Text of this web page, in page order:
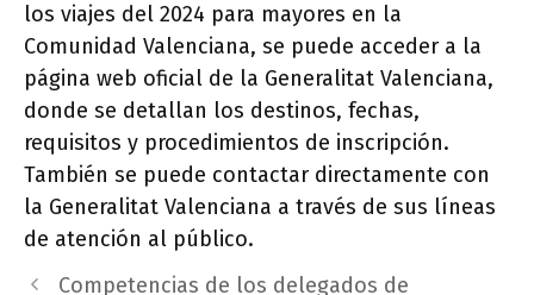
los viajes del 2024 para mayores en la
Comunidad Valenciana, se puede acceder a la
página web oficial de la Generalitat Valenciana,
donde se detallan los destinos, fechas,
requisitos y procedimientos de inscripción.
También se puede contactar directamente con
la Generalitat Valenciana a través de sus líneas
de atención al público.
Competencias de los delegados de